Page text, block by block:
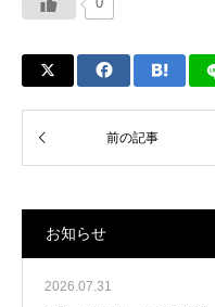
お知らせ
2026.07.31